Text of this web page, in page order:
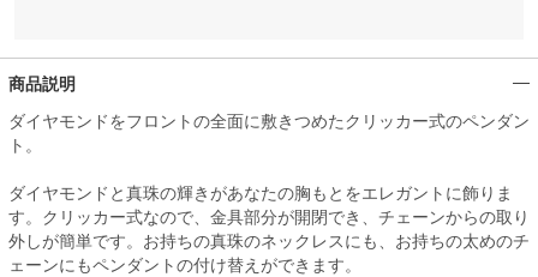
商品説明
ダイヤモンドをフロントの全面に敷きつめたクリッカー式のペンダン
ト。
ダイヤモンドと真珠の輝きがあなたの胸もとをエレガントに飾りま
す。クリッカー式なので、金具部分が開閉でき、チェーンからの取り
外しが簡単です。お持ちの真珠のネックレスにも、お持ちの太めのチ
ェーンにもペンダントの付け替えができます。